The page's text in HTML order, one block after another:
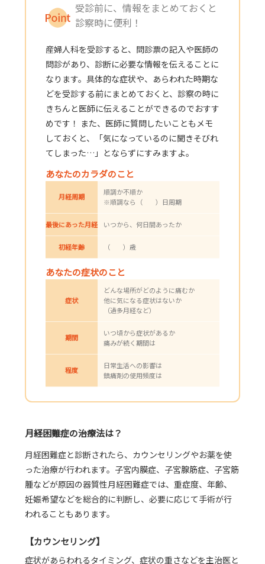
受診前に、情報をまとめておくと
診察時に便利！
産婦人科を受診すると、問診票の記入や医師の
問診があり、診断に必要な情報を伝えることに
なります。具体的な症状や、あらわれた時期な
どを受診する前にまとめておくと、診察の時に
きちんと医師に伝えることができるのでおすす
めです！ また、医師に質問したいこともメモ
しておくと、「気になっているのに聞きそびれ
てしまった…」とならずにすみますよ。
あなたのカラダのこと
月経周期
順調か不順か
※順調なら（ ）日周期
最後にあった月経 いつから、何日間あったか
初経年齢 （ ）歳
あなたの症状のこと
症状
どんな場所がどのように痛むか
他に気になる症状はないか
（過多月経など）
期間
いつ頃から症状があるか
痛みが続く期間は
程度
日常生活への影響は
鎮痛剤の使用頻度は
月経困難症の治療法は？
月経困難症と診断されたら、カウンセリングやお薬を使
った治療が行われます。子宮内膜症、子宮腺筋症、子宮筋
腫などが原因の器質性月経困難症では、重症度、年齢、
妊娠希望などを総合的に判断し、必要に応じて手術が行
われることもあります。
【カウンセリング】
症状があらわれるタイミング、症状の重さなどを主治医と